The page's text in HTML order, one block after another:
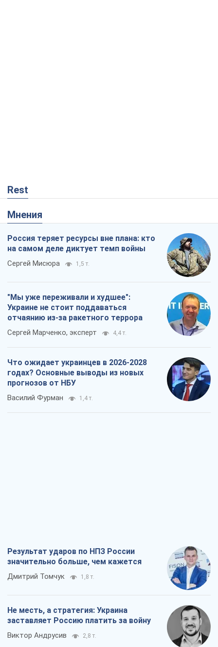
Rest
Мнения
Россия теряет ресурсы вне плана: кто
на самом деле диктует темп войны
Сергей Мисюра 1,5 т.
"Мы уже переживали и худшее":
Украине не стоит поддаваться
отчаянию из-за ракетного террора
Сергей Марченко, эксперт 4,4 т.
Что ожидает украинцев в 2026-2028
годах? Основные выводы из новых
прогнозов от НБУ
Василий Фурман 1,4 т.
Результат ударов по НПЗ России
значительно больше, чем кажется
Дмитрий Томчук 1,8 т.
Не месть, а стратегия: Украина
заставляет Россию платить за войну
Виктор Андрусив 2,8 т.